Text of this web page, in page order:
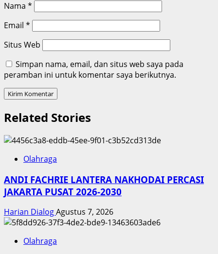
Nama *
Email *
Situs Web
Simpan nama, email, dan situs web saya pada
peramban ini untuk komentar saya berikutnya.
Related Stories
Olahraga
ANDI FACHRIE LANTERA NAKHODAI PERCASI
JAKARTA PUSAT 2026-2030
Harian DialogAgustus 7, 2026
Olahraga